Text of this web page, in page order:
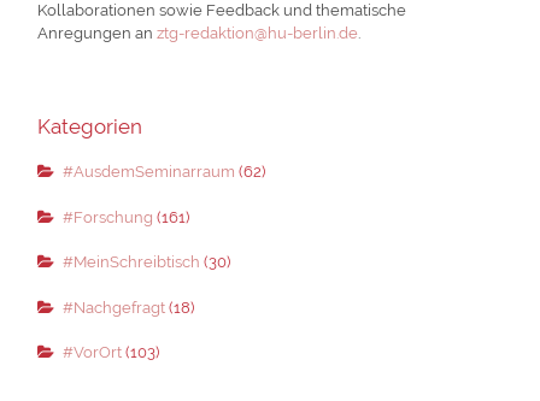
Kollaborationen sowie Feedback und thematische
Anregungen anztg-redaktion@hu-berlin.de.
Kategorien
#AusdemSeminarraum (62)
#Forschung (161)
#MeinSchreibtisch (30)
#Nachgefragt(18)
#VorOrt(103)